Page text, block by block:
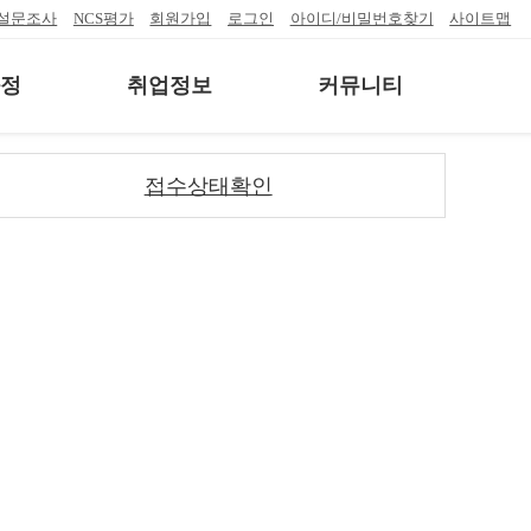
문조사 NCS평가 회원가입 로그인 아이디/비밀번호찾기 사이트맵
취업정보 커뮤니티
접수상태확인